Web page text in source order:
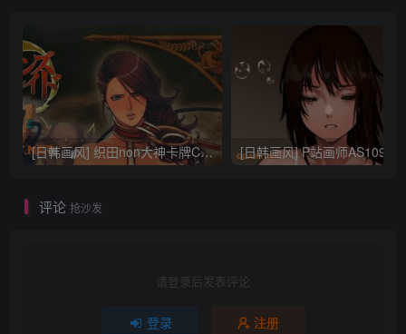
[日韩画风] 织田non大神卡牌CG插画设计画集256P 161M_CG原画资源
评论 抢沙发
请登录后发表评论
登录 注册